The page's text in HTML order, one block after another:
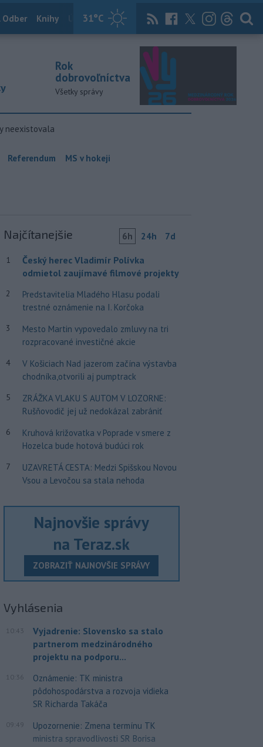
31°C
Odber Knihy Útulkovo Magazín News Now Archív
Rok
dobrovoľníctva
Všetky správy
neexistovala
Referendum MS v hokeji
Najčítanejšie 6h 24h 7d
1
Český herec Vladimír Polívka
odmietol zaujímavé filmové projekty
2
Predstavitelia Mladého Hlasu podali
trestné oznámenie na I. Korčoka
3
Mesto Martin vypovedalo zmluvy na tri
rozpracované investičné akcie
4
V Košiciach Nad jazerom začína výstavba
chodníka,otvorili aj pumptrack
5
ZRÁŽKA VLAKU S AUTOM V LOZORNE:
Rušňovodič jej už nedokázal zabrániť
6
Kruhová križovatka v Poprade v smere z
Hozelca bude hotová budúci rok
7
UZAVRETÁ CESTA: Medzi Spišskou Novou
Vsou a Levočou sa stala nehoda
Najnovšie správy
na Teraz.sk
ZOBRAZIŤ NAJNOVŠIE SPRÁVY
Vyhlásenia
10:43
Vyjadrenie: Slovensko sa stalo
partnerom medzinárodného
projektu na podporu...
10:36
Oznámenie: TK ministra
pôdohospodárstva a rozvoja vidieka
SR Richarda Takáča
09:49
Upozornenie: Zmena termínu TK
ministra spravodlivosti SR Borisa